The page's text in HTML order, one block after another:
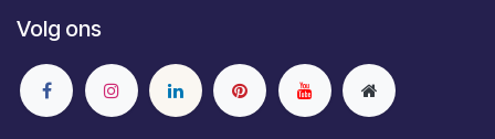
Volg ons